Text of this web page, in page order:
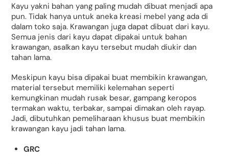
Kayu yakni bahan yang paling mudah dibuat menjadi apa
pun. Tidak hanya untuk aneka kreasi mebel yang ada di
dalam toko saja. Krawangan juga dapat dibuat dari kayu.
Semua jenis dari kayu dapat dipakai untuk bahan
krawangan, asalkan kayu tersebut mudah diukir dan
tahan lama.
Meskipun kayu bisa dipakai buat membikin krawangan,
material tersebut memiliki kelemahan seperti
kemungkinan mudah rusak besar, gampang keropos
termakan waktu, terbakar, sampai dimakan oleh rayap.
Jadi, dibutuhkan pemeliharaan khusus buat membikin
krawangan kayu jadi tahan lama.
GRC